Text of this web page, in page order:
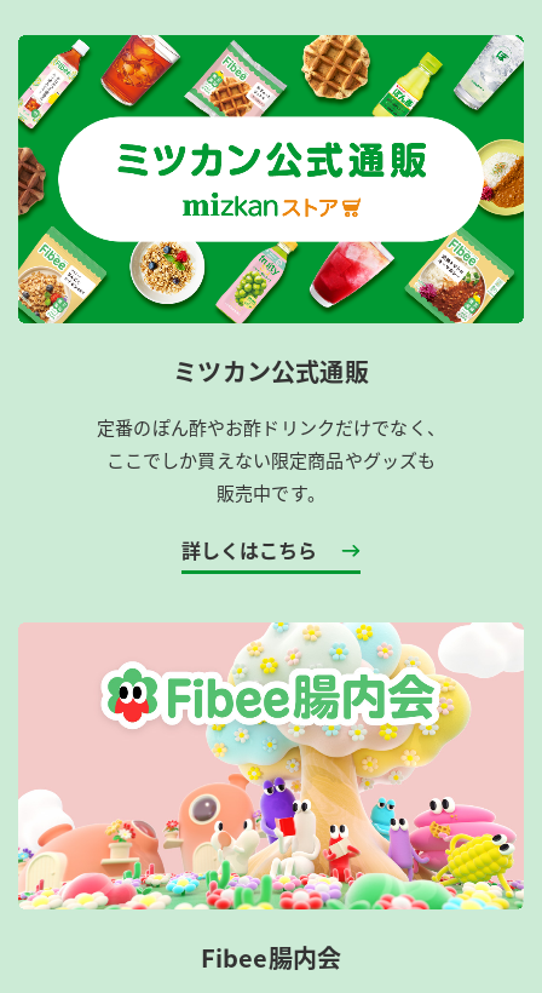
ミツカン公式通販
定番のぽん酢やお酢ドリンクだけでなく、
ここでしか買えない限定商品やグッズも
販売中です。
詳しくはこちら
Fibee腸内会